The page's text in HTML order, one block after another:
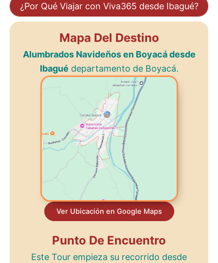
¿Por Qué Viajar con Viva365 desde Ibagué?
Mapa Del Destino
Alumbrados Navideños en Boyacá desde
Ibagué departamento de Boyacá.
Ver Ubicación en Google Maps
Punto De Encuentro
Este Tour empieza su recorrido desde